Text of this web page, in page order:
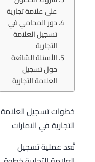
على علامة تجارية
دور المحامي في
تسجيل العلامة
التجارية
الأسئلة الشائعة
حول تسجيل
العلامة التجارية
خطوات تسجيل العلامة
التجارية في الامارات
تُعد عملية تسجيل